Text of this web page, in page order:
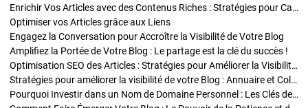
Enrichir Vos Articles avec des Contenus Riches : Stratégies pour Captiver et Optimiser
Optimiser vos Articles grâce aux Liens
Engagez la Conversation pour Accroître la Visibilité de Votre Blog
Amplifiez la Portée de Votre Blog : Le partage est la clé du succès !
Optimisation SEO des Articles : Stratégies pour Améliorer la Visibilité de Votre Blog
Stratégies pour améliorer la visibilité de votre Blog : Annuaire et Collaborations
Pourquoi Investir dans un Nom de Domaine Personnel : Les Clés de la Réussite de Votre Blog